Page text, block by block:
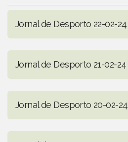
Jornal de Desporto 22-02-24
Jornal de Desporto 21-02-24
Jornal de Desporto 20-02-24